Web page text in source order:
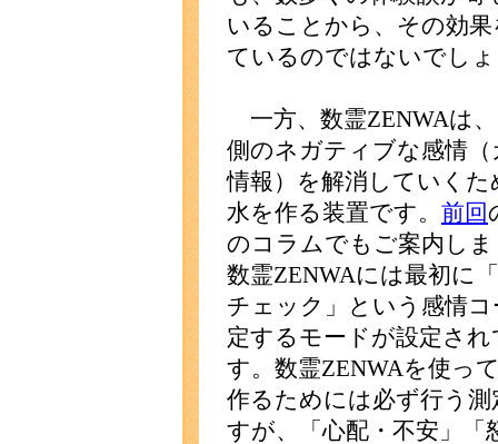
いることから、その効
ているのではないでし
一方、数霊ZENWAは
側のネガティブな感情
情報）を解消していくた
水を作る装置です。 前回
のコラムでもご案内し
数霊ZENWAには最初に
チェック」という感情
定するモードが設定さ
す。数霊ZENWAを使っ
作るためには必ず行う測
すが、「心配・不安」「